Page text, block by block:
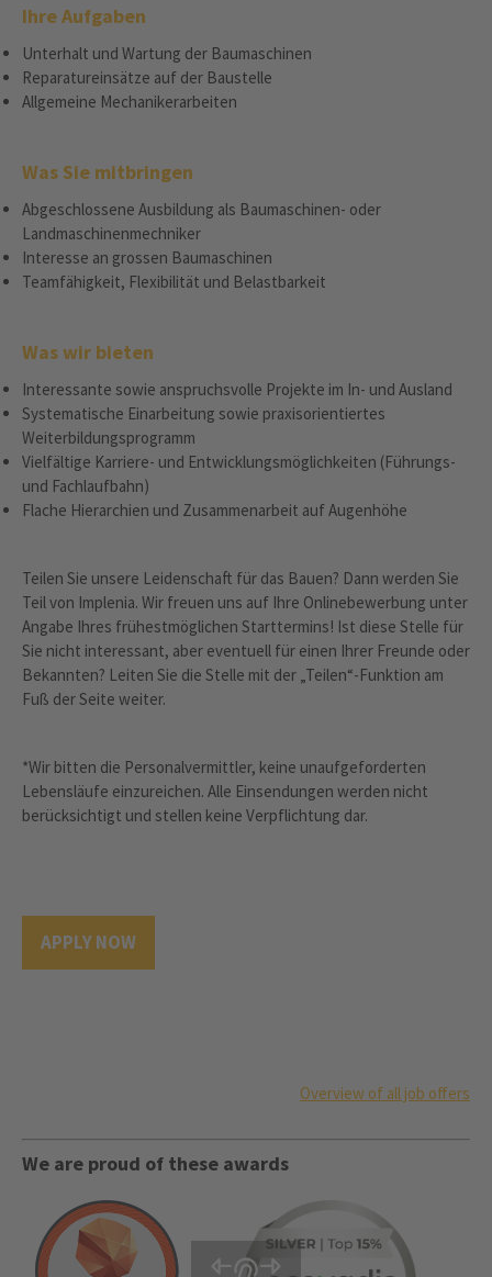
Ihre Aufgaben
Unterhalt und Wartung der Baumaschinen
Reparatureinsätze auf der Baustelle
Allgemeine Mechanikerarbeiten
Was Sie mitbringen
Abgeschlossene Ausbildung als Baumaschinen- oder
Landmaschinenmechniker
Interesse an grossen Baumaschinen
Teamfähigkeit, Flexibilität und Belastbarkeit
Was wir bieten
Interessante sowie anspruchsvolle Projekte im In- und Ausland
Systematische Einarbeitung sowie praxisorientiertes
Weiterbildungsprogramm
Vielfältige Karriere- und Entwicklungsmöglichkeiten (Führungs-
und Fachlaufbahn)
Flache Hierarchien und Zusammenarbeit auf Augenhöhe
Teilen Sie unsere Leidenschaft für das Bauen? Dann werden Sie
Teil von Implenia. Wir freuen uns auf Ihre Onlinebewerbung unter
Angabe Ihres frühestmöglichen Starttermins! Ist diese Stelle für
Sie nicht interessant, aber eventuell für einen Ihrer Freunde oder
Bekannten? Leiten Sie die Stelle mit der „Teilen“-Funktion am
Fuß der Seite weiter.
*Wir bitten die Personalvermittler, keine unaufgeforderten
Lebensläufe einzureichen. Alle Einsendungen werden nicht
berücksichtigt und stellen keine Verpflichtung dar.
APPLY NOW
Overview of all job offers
We are proud of these awards